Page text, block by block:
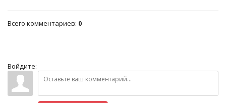
Всего комментариев: 0
Войдите: